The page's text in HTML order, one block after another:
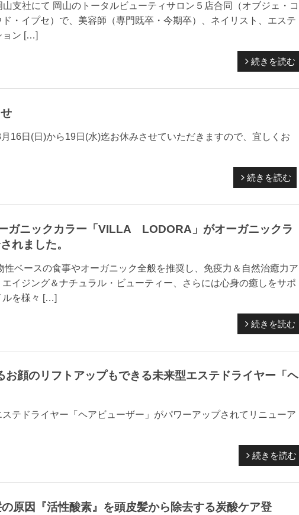
支社にて 岡山のトータルビューティサロン５店合同（オブジェ・コ
・イプセ）で、美容師（専門既卒・今期卒）、ネイリスト、エステ
ョン […]
続きを読む
16日(日)から19日(水)迄お休みさせていただきますので、宜しくお
続きを読む
ガニックカラー「VILLA LODORA」がオーガニックラ
れました。
性ベースの食事やオーガニック全般を推奨し、免疫力＆自然治癒力ア
イジング＆ナチュラル・ビューティー、さらには心身の癒しをサポ
ルを様々 […]
続きを読む
お顔のリフトアップもできる未来型エステドライヤー「ヘ
テドライヤー「ヘアビューザー」がパワーアップされてリニューア
続きを読む
原因『活性酸素』を頭皮髪から除去する炭酸ケア登